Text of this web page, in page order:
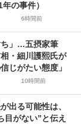
の事件）
6時間前
ち」…五摂家筆
・細川護熙氏が
じがたい態度」
10時間前
出る可能性は、
目がない”と伝え